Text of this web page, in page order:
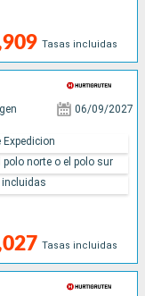
Tasas incluidas
06/09/2027
Tasas incluidas
Expedicion
polo norte o el polo sur